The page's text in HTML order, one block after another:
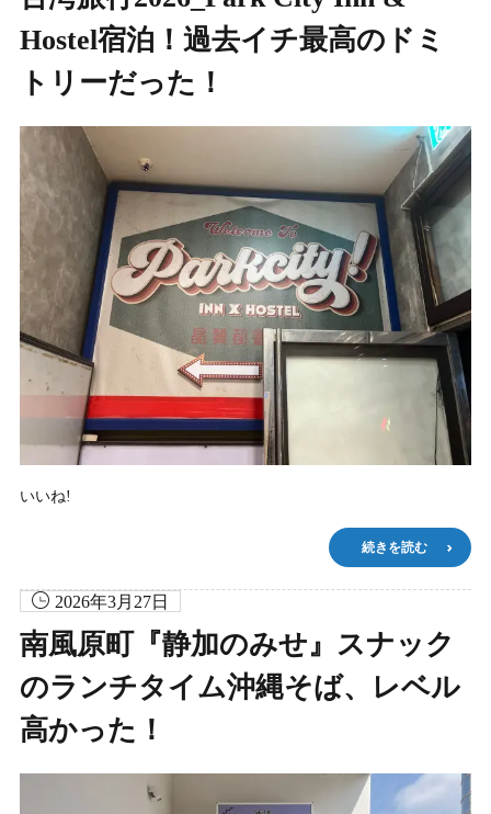
Hostel宿泊！過去イチ最高のドミ
トリーだった！
いいね!
続きを読む
2026年3月27日
南風原町『静加のみせ』スナック
のランチタイム沖縄そば、レベル
高かった！